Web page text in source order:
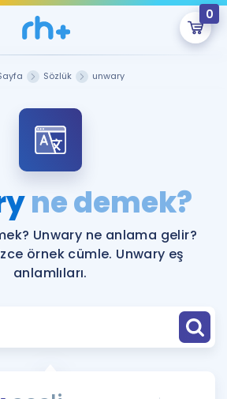
0
Şifremi Hatırlamıyorum
ÜYE DEĞİLİM
Şu An Boş.
hazırlayacak onlarca eğitim seni
bekliyor!
Sözlük unwary
ne demek?
Unwary ne anlama gelir?
örnek cümle. Unwary eş
anlamlıları.